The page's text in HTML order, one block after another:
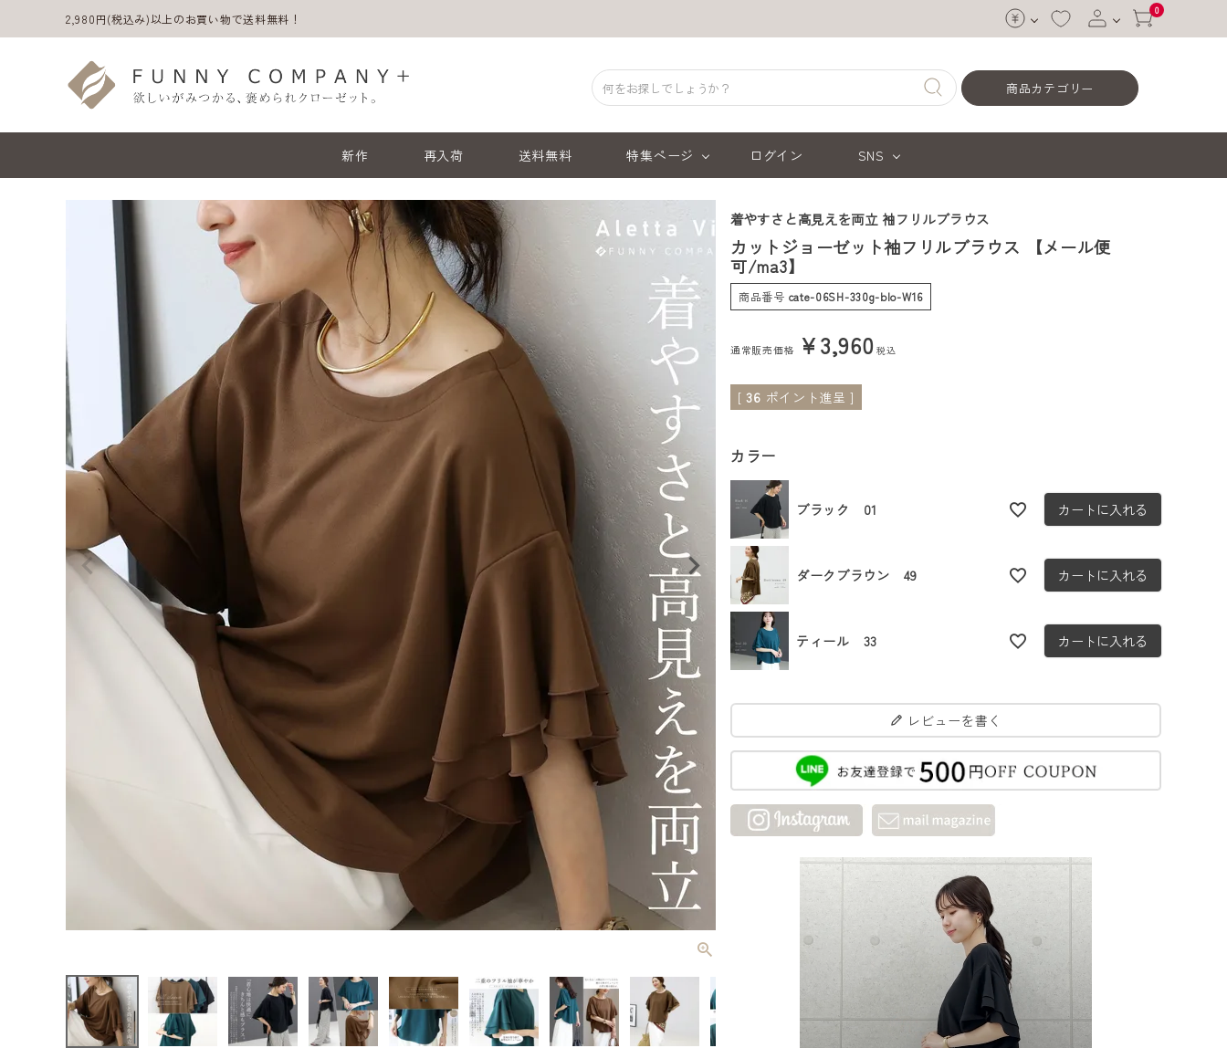
2,980円(税込み)以上のお買い物で送料無料！
会員登録
0
商品カテゴリー
新作 再入荷 送料無料 特集ページ ログイン SNS
ACCOUNT MENU
ようこそ ゲスト 様
ログイン
会員ステージ特典プログラムについて
着やすさと高見えを両立 袖フリルブラウス
カットジョーゼット袖フリルブラウス 【メール便
可/ma3】
商品番号 cate-06SH-330g-blo-W16
通常販売価格 ¥3,960 税込
[ 36 ポイント進呈 ]
カラー
ブラック 01 カートに入れる
ダークブラウン 49 カートに入れる
ティール 33 カートに入れる
レビューを書く